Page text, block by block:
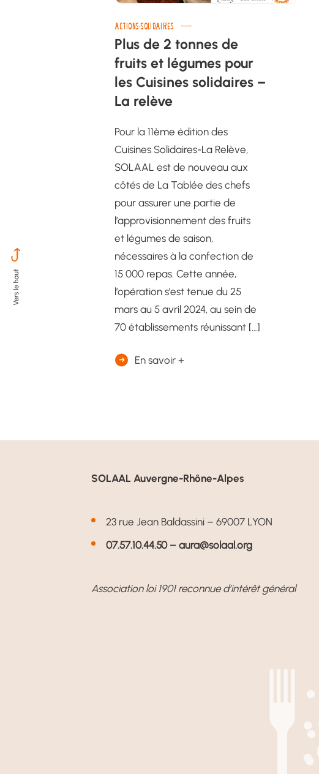
ACTIONS-SOLIDAIRES
Plus de 2 tonnes de
fruits et légumes pour
les Cuisines solidaires –
La relève
Pour la 11ème édition des
Cuisines Solidaires-La Relève,
SOLAAL est de nouveau aux
côtés de La Tablée des chefs
pour assurer une partie de
l’approvisionnement des fruits
et légumes de saison,
nécessaires à la confection de
15 000 repas. Cette année,
l’opération s’est tenue du 25
mars au 5 avril 2024, au sein de
70 établissements réunissant […]
En savoir +
SOLAAL Auvergne-Rhône-Alpes
23 rue Jean Baldassini – 69007 LYON
07.57.10.44.50 –aura@solaal.org
Association loi 1901 reconnue d’intérêt général